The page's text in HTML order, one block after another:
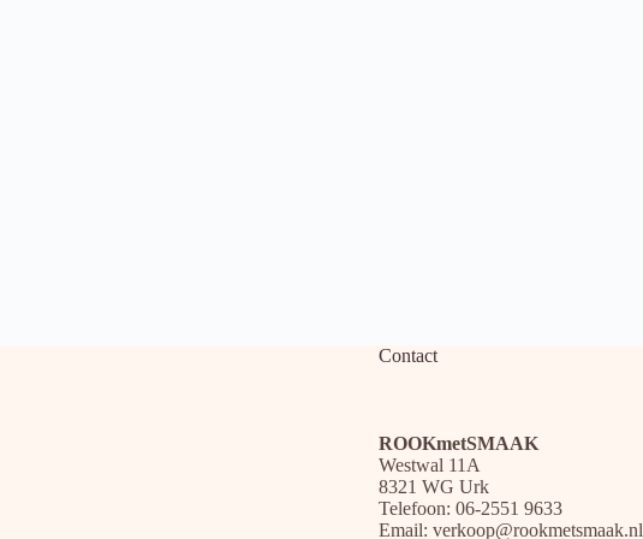
Contact
ROOKmetSMAAK
Westwal 11A
8321 WG Urk
Telefoon: 06-2551 9633
Email: verkoop@rookmetsmaak.nl